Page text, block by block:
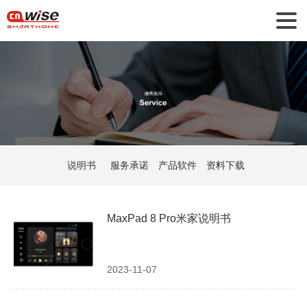
说明书 服务承诺 产品软件 资料下载
MaxPad 8 Pro米家说明书
2023-11-07